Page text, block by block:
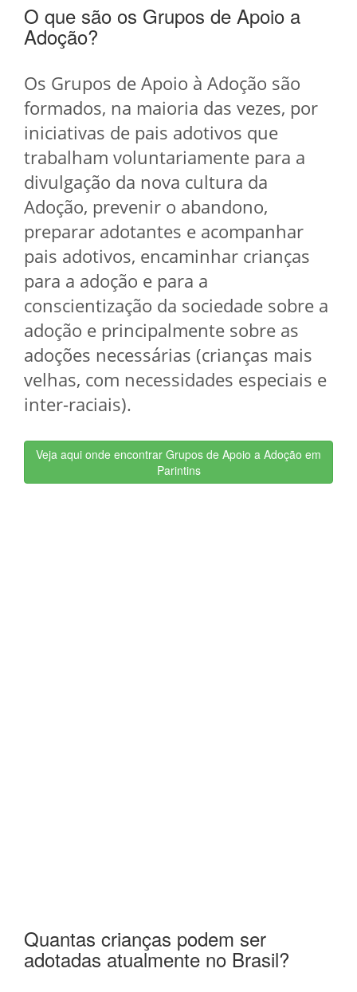
O que são os Grupos de Apoio a
Adoção?
Os Grupos de Apoio à Adoção são
formados, na maioria das vezes, por
iniciativas de pais adotivos que
trabalham voluntariamente para a
divulgação da nova cultura da
Adoção, prevenir o abandono,
preparar adotantes e acompanhar
pais adotivos, encaminhar crianças
para a adoção e para a
conscientização da sociedade sobre a
adoção e principalmente sobre as
adoções necessárias (crianças mais
velhas, com necessidades especiais e
inter-raciais).
Veja aqui onde encontrar Grupos de Apoio a Adoção em
Parintins
Quantas crianças podem ser
adotadas atualmente no Brasil?